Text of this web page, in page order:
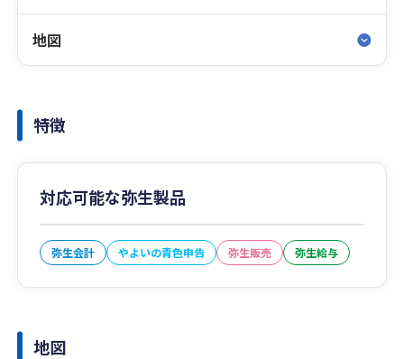
地図
特徴
対応可能な弥生製品
弥生会計 やよいの青色申告 弥生販売 弥生給与
地図